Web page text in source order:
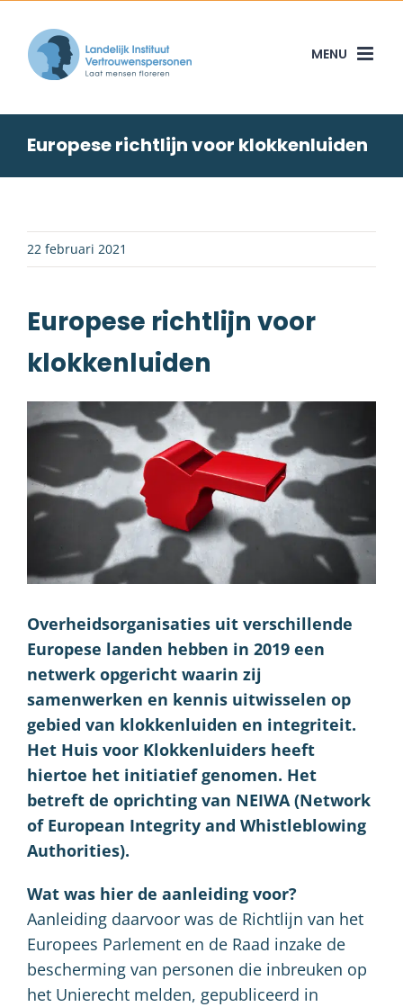
content
Europese richtlijn voor klokkenluiden
22 februari 2021
Europese richtlijn voor
klokkenluiden
Overheidsorganisaties uit verschillende
Europese landen hebben in 2019 een
netwerk opgericht waarin zij
samenwerken en kennis uitwisselen op
gebied van klokkenluiden en integriteit.
Het Huis voor Klokkenluiders heeft
hiertoe het initiatief genomen. Het
betreft de oprichting van NEIWA (Network
of European Integrity and Whistleblowing
Authorities).
Wat was hier de aanleiding voor?
Aanleiding daarvoor was de Richtlijn van het
Europees Parlement en de Raad inzake de
bescherming van personen die inbreuken op
het Unierecht melden, gepubliceerd in